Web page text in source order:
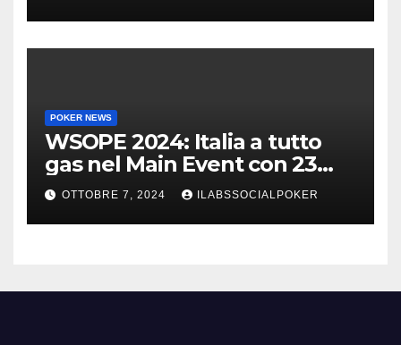
POKER NEWS
WSOPE 2024: Italia a tutto
gas nel Main Event con 23
azzurri al day 3
OTTOBRE 7, 2024 ILABSSOCIALPOKER